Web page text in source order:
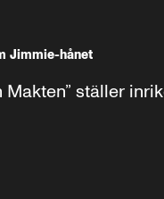
Jimmie-hånet
Makten” ställer